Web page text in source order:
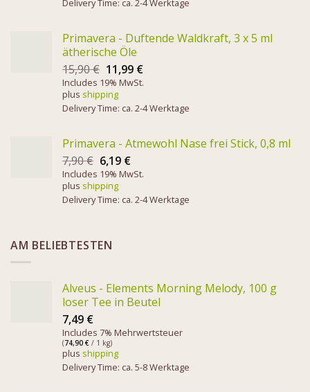
Delivery Time: ca. 2-4 Werktage
Primavera - Duftende Waldkraft, 3 x 5 ml
ätherische Öle
15,90€ 11,99 €
Includes 19% MwSt.
plus shipping
Delivery Time: ca. 2-4 Werktage
Primavera - Atmewohl Nase frei Stick, 0,8 ml
7,90€ 6,19 €
Includes 19% MwSt.
plus shipping
Delivery Time: ca. 2-4 Werktage
AM BELIEBTESTEN
Alveus - Elements Morning Melody, 100 g
loser Tee in Beutel
7,49 €
Includes 7% Mehrwertsteuer
(74,90 € / 1 kg)
plus shipping
Delivery Time: ca. 5-8 Werktage